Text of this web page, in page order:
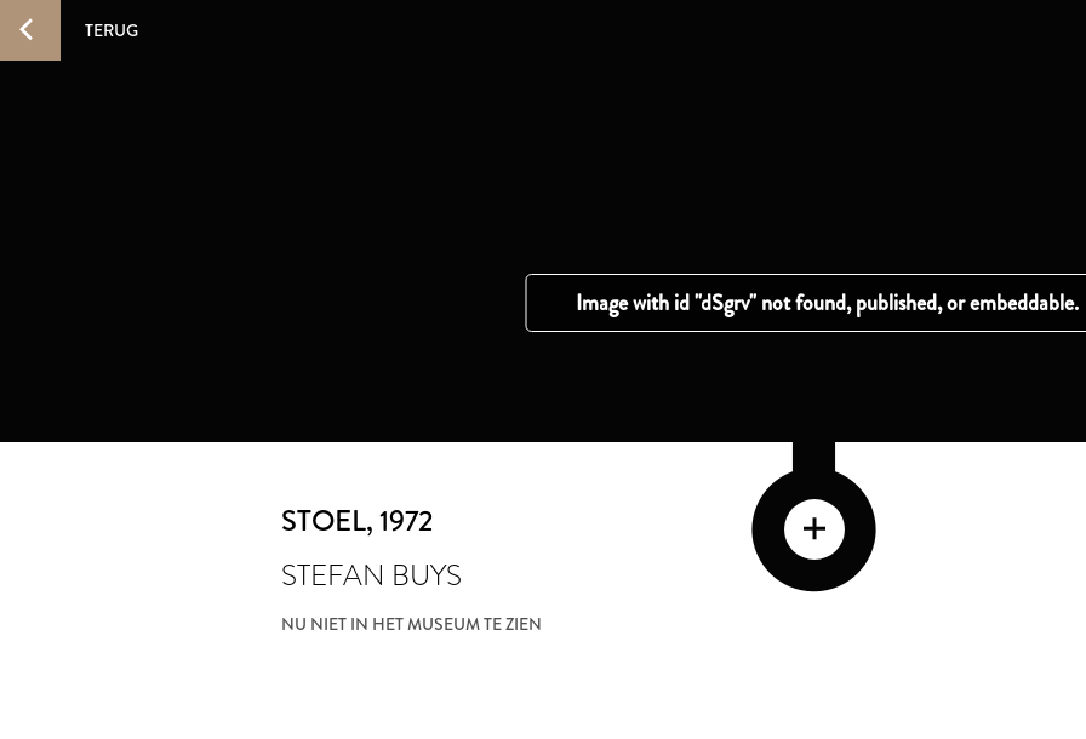
TERUG
STOEL, 1972
STEFAN BUYS
NU NIET IN HET MUSEUM TE ZIEN